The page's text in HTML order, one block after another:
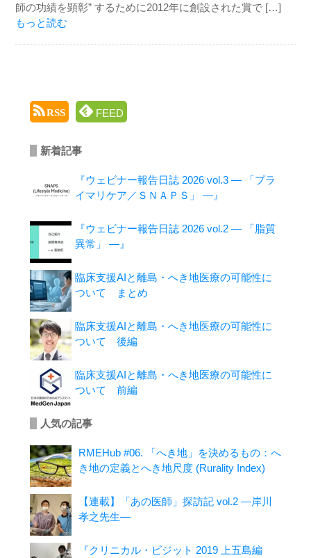
師の功績を顕彰” するために2012年に創設された賞で […]
もっと読む
RSS FEED
新着記事
『ウェビナー報告日誌 2026 vol.3 ― 「プラ
イマリケア／ＳＮＡＰＳ」 ―』
『ウェビナー報告日誌 2026 vol.2 ― 「脂質
異常」 ―』
臨床支援AIと離島・へき地医療の可能性に
ついて まとめ
臨床支援AIと離島・へき地医療の可能性に
ついて 後編
臨床支援AIと離島・へき地医療の可能性に
ついて 前編
人気の記事
RMEHub #06. 「へき地」を決めるもの：へ
き地の定義とへき地尺度 (Rurality Index)
【連載】「あの医師」探訪記 vol.2 ―岸川
孝之先生―
『クリニカル・ビジット 2019 上五島編